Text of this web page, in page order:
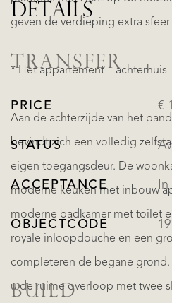
geven de verdieping extra sfeer
* Het appartement – achterhuis
Aan de achterzijde van het
bevindt zich een volledig
eigen toegangsdeur. De
moderne keuken met inbouw
moderne badkamer met toilet
royale inloopdouche en een
completeren de begane grond.
u de ruime overloop met twee
DETAILS
TRANSFER
PRICE €
STATUS
ACCEPTANCE In
OBJECTCODE
BUILD